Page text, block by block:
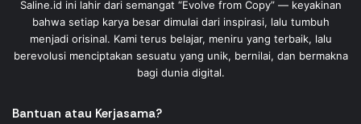
Saline.id ini lahir dari semangat “Evolve from Copy” — keyakinan
bahwa setiap karya besar dimulai dari inspirasi, lalu tumbuh
menjadi orisinal. Kami terus belajar, meniru yang terbaik, lalu
berevolusi menciptakan sesuatu yang unik, bernilai, dan bermakna
bagi dunia digital.
Bantuan atau Kerjasama?